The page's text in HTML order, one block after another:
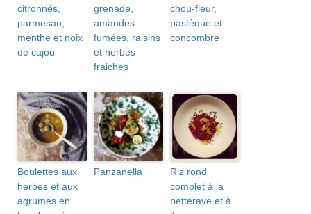
citronnés,
parmesan,
menthe et noix
de cajou
grenade,
amandes
fumées, raisins
et herbes
fraiches
chou-fleur,
pastèque et
concombre
Boulettes aux
herbes et aux
agrumes en
Panzanella
Riz rond
complet à la
betterave et à